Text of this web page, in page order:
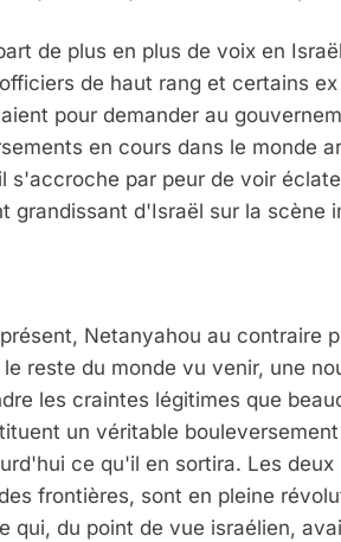
de plus en plus de voix en
de haut rang et certains
pour demander au
en cours dans le monde
s'accroche par peur de voir
grandissant d'Israël sur la scène
Netanyahou au contraire
le reste du monde vu venir, une
les craintes légitimes que
un véritable
ce qu'il en sortira. Les
frontières, sont en pleine
qui, du point de vue israélien,